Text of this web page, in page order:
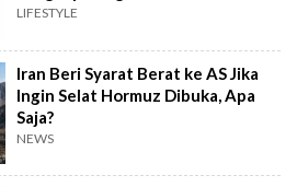
LIFESTYLE
Iran Beri Syarat Berat ke AS Jika
Ingin Selat Hormuz Dibuka, Apa
Saja?
NEWS